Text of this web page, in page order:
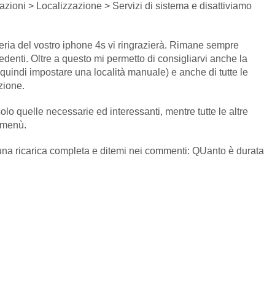
> Localizzazione > Servizi di sistema e disattiviamo
del vostro iphone 4s vi ringrazierà. Rimane sempre
Oltre a questo mi permetto di consigliarvi anche la
impostare una località manuale) e anche di tutte le
quelle necessarie ed interessanti, mentre tutte le altre
ricarica completa e ditemi nei commenti: QUanto è durata